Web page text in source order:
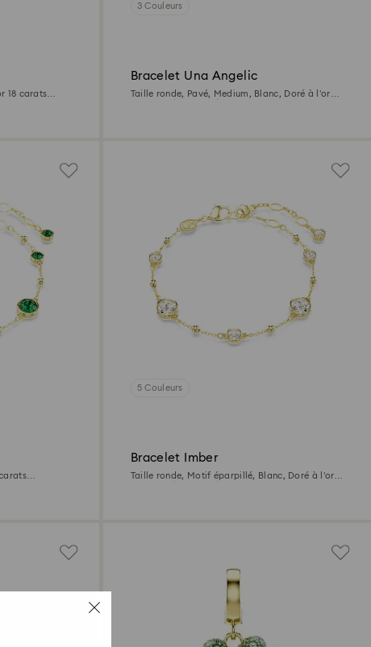
18 carats
3 Couleurs
Bracelet Una Angelic
Taille ronde, Pavé, Medium, Blanc, Doré à l’or
5 Couleurs
Bracelet Imber
Taille ronde, Motif éparpillé, Blanc, Doré à l’or